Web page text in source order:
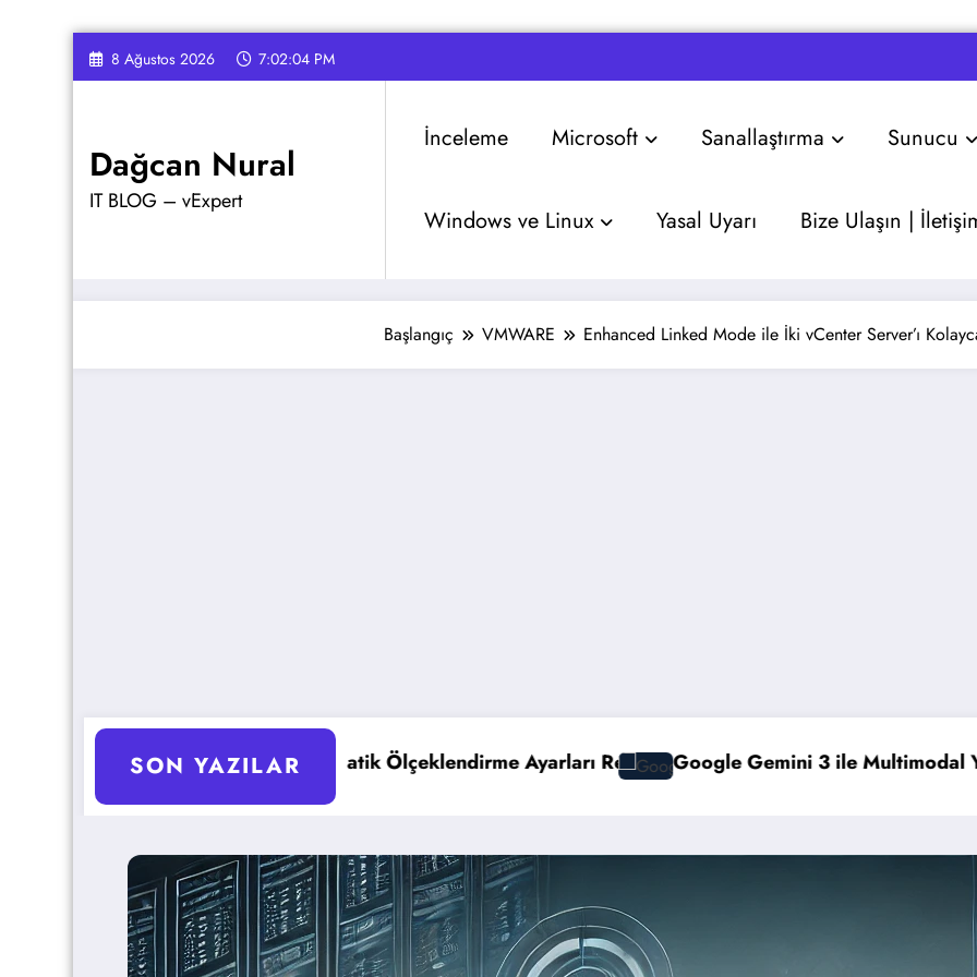
İçeriğe
atla
8 Ağustos 2026 7:02:06 PM
Dağcan Nural
IT BLOG – vExpert
İnceleme Microsoft Sanallaştırma Sunucu
Windows ve Linux Yasal Uyarı Bize Ulaşın |
Başlangıç VMWARE Enhanced Linked Mode ile İki vCenter Server’ı
SON YAZILAR
Ölçeklendirme Ayarları RehberiGoogle Gemini 3 ile Multimodal Yapay Zeka Veeam